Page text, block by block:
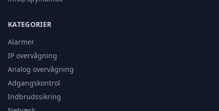
KATEGORIER
Alarmer
IP overvågning
Analog overvågning
Adgangskontrol
Indbrudssikring